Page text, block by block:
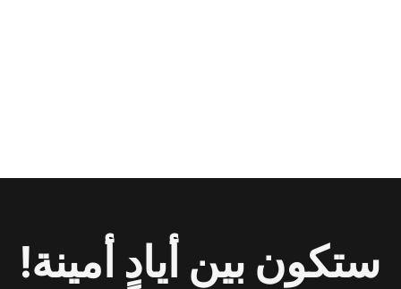
ستكون بين أيادٍ أمينة!